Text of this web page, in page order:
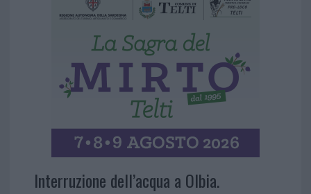
Interruzione dell’acqua a Olbia.